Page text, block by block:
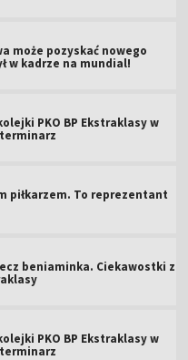
może pozyskać nowego
w kadrze na mundial!
PKO BP Ekstraklasy w
terminarz
piłkarzem. To reprezentant
beniaminka. Ciekawostki z
PKO BP Ekstraklasy w
terminarz